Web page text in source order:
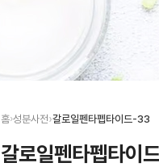
홈 성분사전 갈로일펜타펩타이드-33
갈로일펜타펩타이